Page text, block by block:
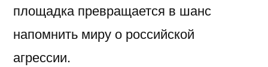
площадка превращается в шанс
напомнить миру о российской
агрессии.